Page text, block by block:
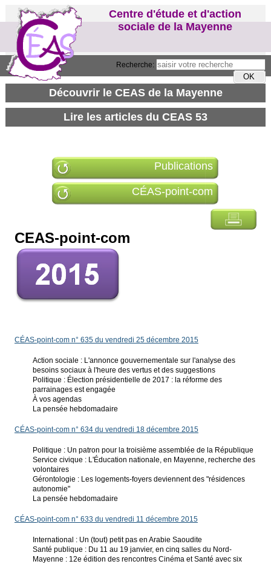
Recherche:
Centre d'étude et d'action
sociale de la Mayenne
Publications
CÉAS-point-com
CEAS-point-com
CÉAS-point-com n° 635 du vendredi 25 décembre 2015
Action sociale : L'annonce gouvernementale sur l'analyse des
besoins sociaux à l'heure des vertus et des suggestions
Politique : Élection présidentielle de 2017 : la réforme des
parrainages est engagée
À vos agendas
La pensée hebdomadaire
CÉAS-point-com n° 634 du vendredi 18 décembre 2015
Politique : Un patron pour la troisième assemblée de la République
Service civique : L'Éducation nationale, en Mayenne, recherche des
volontaires
Gérontologie : Les logements-foyers deviennent des "résidences
autonomie"
La pensée hebdomadaire
CÉAS-point-com n° 633 du vendredi 11 décembre 2015
International : Un (tout) petit pas en Arabie Saoudite
Santé publique : Du 11 au 19 janvier, en cinq salles du Nord-
Mayenne : 12e édition des rencontres Cinéma et Santé avec six